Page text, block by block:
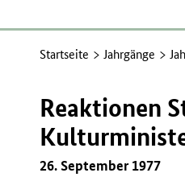
Startseite Jahrgänge
Reaktionen
26. September 1977